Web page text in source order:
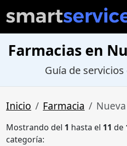
Farmacias en
Guía de
Inicio Farmacia
Mostrando del 1 hasta el 11 de
categoría: